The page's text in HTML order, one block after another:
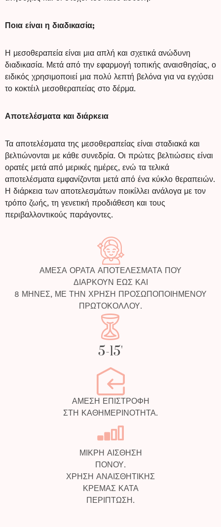
Ποια είναι η διαδικασία;
Η μεσοθεραπεία είναι μια απλή και σχετικά ανώδυνη
διαδικασία. Μετά από την εφαρμογή τοπικής αναισθησίας, ο
ειδικός χρησιμοποιεί μια πολύ λεπτή βελόνα για να εγχύσει
το κοκτέιλ μεσοθεραπείας στο δέρμα.
Αποτελέσματα και διάρκεια
Τα αποτελέσματα της μεσοθεραπείας είναι σταδιακά και
βελτιώνονται με κάθε συνεδρία. Οι πρώτες βελτιώσεις είναι
ορατές μετά από μερικές ημέρες, ενώ τα τελικά
αποτελέσματα εμφανίζονται μετά από ένα κύκλο θεραπειών.
Η διάρκεια των αποτελεσμάτων ποικίλλει ανάλογα με τον
τρόπο ζωής, τη γενετική προδιάθεση και τους
περιβαλλοντικούς παράγοντες.
ΑΜΕΣΑ ΟΡΑΤΑ ΑΠΟΤΕΛΕΣΜΑΤΑ ΠΟΥ
ΔΙΑΡΚΟΥΝ ΕΩΣ ΚΑΙ
8 ΜΗΝΕΣ, ΜΕ ΤΗΝ ΧΡΗΣΗ ΠΡΟΣΩΠΟΠΟΙΗΜΕΝΟΥ
ΠΡΩΤΟΚΟΛΛΟΥ.
5-15'
ΑΜΕΣΗ ΕΠΙΣΤΡΟΦΗ
ΣΤΗ ΚΑΘΗΜΕΡΙΝΟΤΗΤΑ.
ΜΙΚΡΗ ΑΙΣΘΗΣΗ
ΠΟΝΟΥ.
ΧΡΗΣΗ ΑΝΑΙΣΘΗΤΙΚΗΣ
ΚΡΕΜΑΣ ΚΑΤΑ
ΠΕΡΙΠΤΩΣΗ.